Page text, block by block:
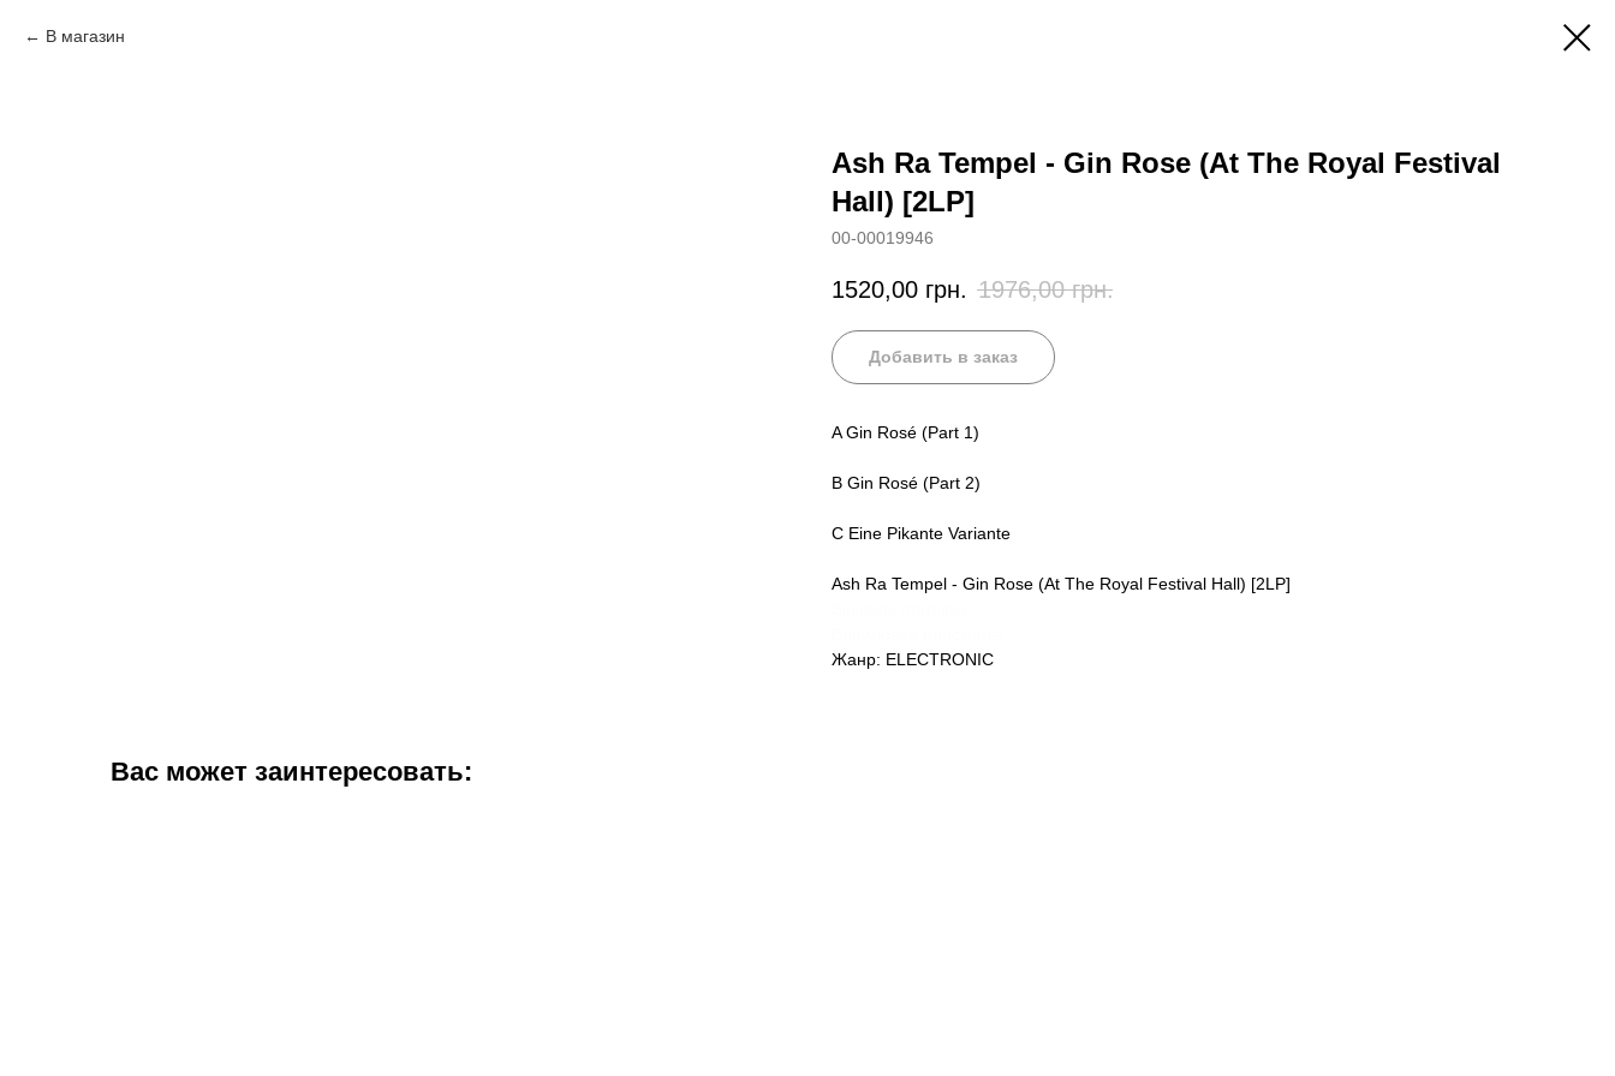
В магазин
Ash Ra Tempel - Gin Rose (At The Royal Festival
Hall) [2LP]
00-00019946
1520,00 грн. 1976,00 грн.
Добавить в заказ
A Gin Rosé (Part 1)
B Gin Rosé (Part 2)
C Eine Pikante Variante
Ash Ra Tempel - Gin Rose (At The Royal Festival Hall) [2LP]
Жанр: ELECTRONIC
Вас может заинтересовать: